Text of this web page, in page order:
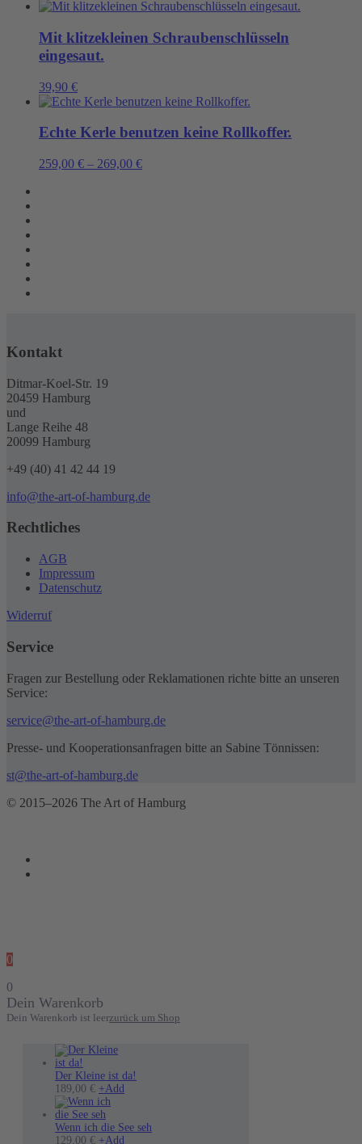
Mit klitzekleinen Schraubenschlüsseln
eingesaut.
39,90 €
Echte Kerle benutzen keine Rollkoffer.
259,00 € – 269,00 €
Kontakt
Ditmar-Koel-Str. 19
20459 Hamburg
und
Lange Reihe 48
20099 Hamburg
+49 (40) 41 42 44 19
info@the-art-of-hamburg.de
Rechtliches
AGB
Impressum
Datenschutz
Widerruf
Service
Fragen zur Bestellung oder Reklamationen richte bitte an unseren
Service:
service@the-art-of-hamburg.de
Presse- und Kooperationsanfragen bitte an Sabine Tönnissen:
st@the-art-of-hamburg.de
© 2015–2026 The Art of Hamburg
0
0
Dein Warenkorb
Dein Warenkorb ist leerzurück um Shop
Der Kleine ist da!
189,00 € +Add
Wenn ich die See seh
129,00 € +Add